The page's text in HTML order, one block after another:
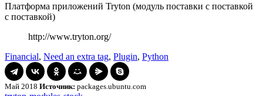
Платформа приложений Tryton (модуль поставки с поставкой
с поставкой)
http://www.tryton.org/
Financial, Need an extra tag, Plugin, Python
Май 2018 Источник: packages.ubuntu.com